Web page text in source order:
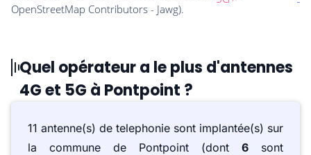
Quel opérateur a le plus d'antennes
4G et 5G à Pontpoint ?
11 antenne(s) de telephonie sont implantée(s) sur
la commune de Pontpoint (dont 6 sont